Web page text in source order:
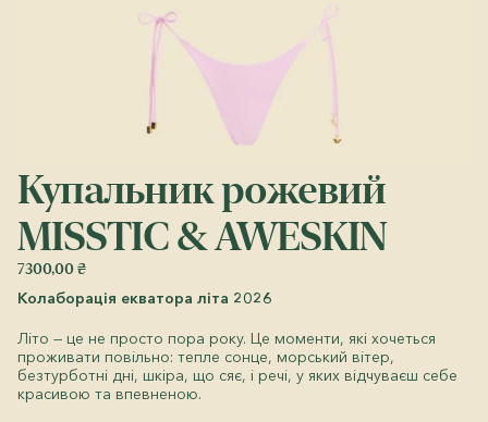
Купальник рожевий
MISSTIC & AWESKIN
7300,00₴
Колаборація екватора літа 2026
Літо — це не просто пора року. Це моменти, які хочеться
проживати повільно: тепле сонце, морський вітер,
безтурботні дні, шкіра, що сяє, і речі, у яких відчуваєш себе
красивою та впевненою.